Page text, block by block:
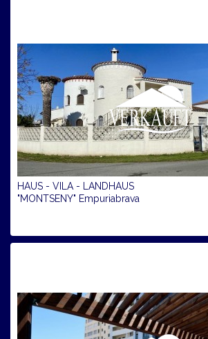
HAUS - VILA - LANDHAUS
"MONTSENY" Empuriabrava